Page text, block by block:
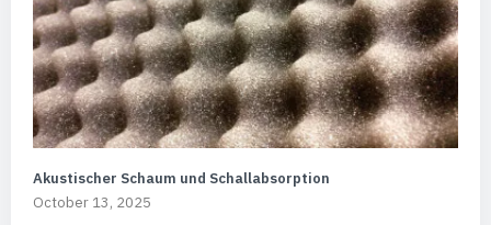
Akustischer Schaum und Schallabsorption
October 13, 2025